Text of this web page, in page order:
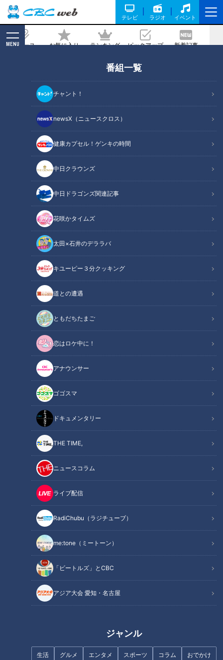
テレビ ラジオ イベント
ニュース お気に入り ランキング ピックアップ 新着記事
MENU
番組一覧
チャント！
newsX（ニュースクロス）
健康カプセル！ゲンキの時間
中日クラウンズ
中日ドラゴンズ関連記事
花咲かタイムズ
太田×石井のデララバ
キユーピー３分クッキング
道との遭遇
ともだちたまご
恋はロケ中に！
アナウンサー
ゴゴスマ
ドキュメンタリー
THE TIME,
ニュースコラム
ライブ配信
RadiChubu（ラジチューブ）
me:tone（ミートーン）
「ビートルズ」とCBC
アジア大会 愛知・名古屋
ジャンル
生活 グルメ エンタメ スポーツ コラム おでかけ
らい町」で伊勢名物を堪能し、三重県の
地名を狙う！東海3県の人を見つけるこ
とはできるのか
2025/01/16 06:03
2025年1月11日放送
CBCテレビ『地名しりとり』
地名しりとり 旅人ながつの挑戦
「地名しりとり 旅人ながつの挑戦」記事
街行く人と地名のしりとりをして、言われた場所には絶対行く
という超過酷旅に挑戦する『地名しりとり』。7ORDERの「な
がつ」こと長妻怜央が、ゴールの愛知・岐阜・三重3県の制覇
を目指します！
＜直近の移動メモ＞
…→伊東市猪戸（静岡県）→道頓堀（大阪府）→両国（東京
都）→熊本市安政町（熊本県）→伊勢市○○（三重県）
地名しりとりのルールはシンプル。街行く人と地名のしりとり
をして、出た場所には必ず行かなければなりません。そして、
そこの住所を調べて再びしりとり！愛知・岐阜・三重の3県全
ての地名が出たらゴールです！
リセットされた伊勢に再び！「おはらい町」で食べ歩き
作戦は成功するもゴールならず！チャンスエリアは続く
手羽先でパワーをチャージ！狙い通り志摩市は出るのか？
オススメ関連コンテンツ
リセットされた伊勢に再び！「おはらい町」で食
べ歩き